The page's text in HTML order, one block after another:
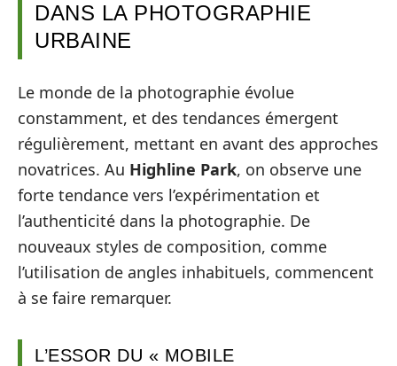
DANS LA PHOTOGRAPHIE
URBAINE
Le monde de la photographie évolue
constamment, et des tendances émergent
régulièrement, mettant en avant des approches
novatrices. Au Highline Park, on observe une
forte tendance vers l’expérimentation et
l’authenticité dans la photographie. De
nouveaux styles de composition, comme
l’utilisation de angles inhabituels, commencent
à se faire remarquer.
L’ESSOR DU « MOBILE